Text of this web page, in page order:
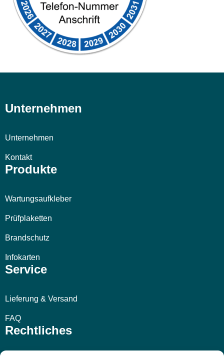
Unternehmen
Unternehmen
Kontakt
Produkte
Wartungsaufkleber
Prüfplaketten
Brandschutz
Infokarten
Service
Lieferung & Versand
FAQ
Rechtliches